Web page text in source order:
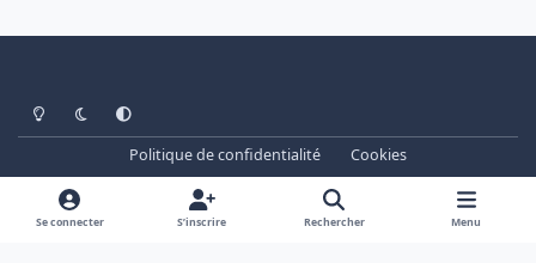
Light ModeDark ModeSystem Preference
Politique de confidentialité
Cookies
www.cheminots.net - Forum Libre depuis 2003
Powered by
Invision Community
Se connecter S’inscrire Rechercher Menu